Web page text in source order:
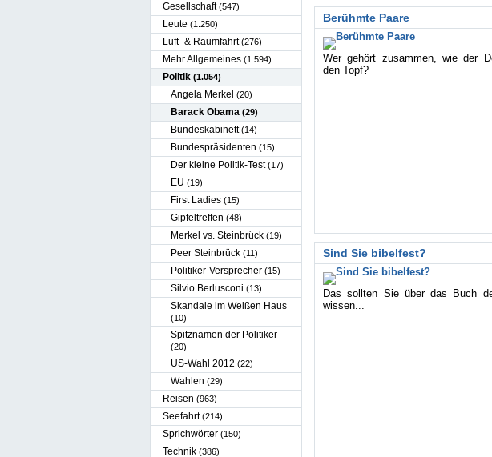
Berühmte Paare
Wer gehört zusammen, wie der
den Topf?
Sind Sie bibelfest?
Das sollten Sie über das Buch
wissen...
Gesellschaft(547)
Leute (1.250)
Luft- & Raumfahrt(276)
Mehr Allgemeines (1.594)
Politik (1.054)
Angela Merkel (20)
Barack Obama (29)
Bundeskabinett(14)
Bundespräsidenten (15)
Der kleine Politik-Test(17)
EU (19)
First Ladies (15)
Gipfeltreffen (48)
Merkel vs. Steinbrück (19)
Peer Steinbrück (11)
Politiker-Versprecher (15)
Silvio Berlusconi (13)
Skandale im Weißen Haus
(10)
Spitznamen der Politiker
(20)
US-Wahl 2012 (22)
Wahlen (29)
Reisen (963)
Seefahrt(214)
Sprichwörter (150)
Technik (386)